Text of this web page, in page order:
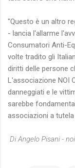
"Questo è un altro
- lancia l'allarme
Consumatori Anti-
volte tradito gli
diritti delle persone
L'associazione NOI
danneggiati e le
sarebbe
associazioni a tutela
Di Angelo Pisani -